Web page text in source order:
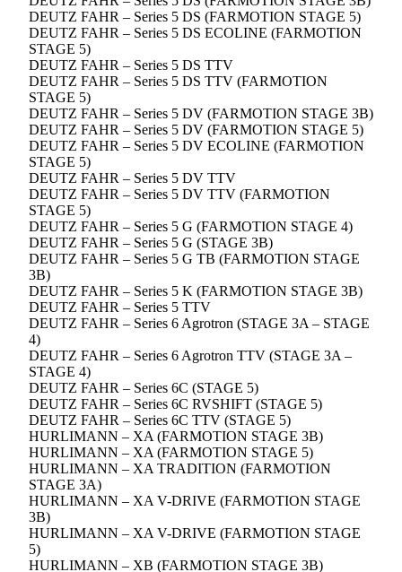
DEUTZ FAHR – Series 5 DS (FARMOTION STAGE 5)
DEUTZ FAHR – Series 5 DS ECOLINE (FARMOTION
STAGE 5)
DEUTZ FAHR – Series 5 DS TTV
DEUTZ FAHR – Series 5 DS TTV (FARMOTION
STAGE 5)
DEUTZ FAHR – Series 5 DV (FARMOTION STAGE 3B)
DEUTZ FAHR – Series 5 DV (FARMOTION STAGE 5)
DEUTZ FAHR – Series 5 DV ECOLINE (FARMOTION
STAGE 5)
DEUTZ FAHR – Series 5 DV TTV
DEUTZ FAHR – Series 5 DV TTV (FARMOTION
STAGE 5)
DEUTZ FAHR – Series 5 G (FARMOTION STAGE 4)
DEUTZ FAHR – Series 5 G (STAGE 3B)
DEUTZ FAHR – Series 5 G TB (FARMOTION STAGE
3B)
DEUTZ FAHR – Series 5 K (FARMOTION STAGE 3B)
DEUTZ FAHR – Series 5 TTV
DEUTZ FAHR – Series 6 Agrotron (STAGE 3A – STAGE
4)
DEUTZ FAHR – Series 6 Agrotron TTV (STAGE 3A –
STAGE 4)
DEUTZ FAHR – Series 6C (STAGE 5)
DEUTZ FAHR – Series 6C RVSHIFT (STAGE 5)
DEUTZ FAHR – Series 6C TTV (STAGE 5)
HURLIMANN – XA (FARMOTION STAGE 3B)
HURLIMANN – XA (FARMOTION STAGE 5)
HURLIMANN – XA TRADITION (FARMOTION
STAGE 3A)
HURLIMANN – XA V-DRIVE (FARMOTION STAGE
3B)
HURLIMANN – XA V-DRIVE (FARMOTION STAGE
5)
HURLIMANN – XB (FARMOTION STAGE 3B)